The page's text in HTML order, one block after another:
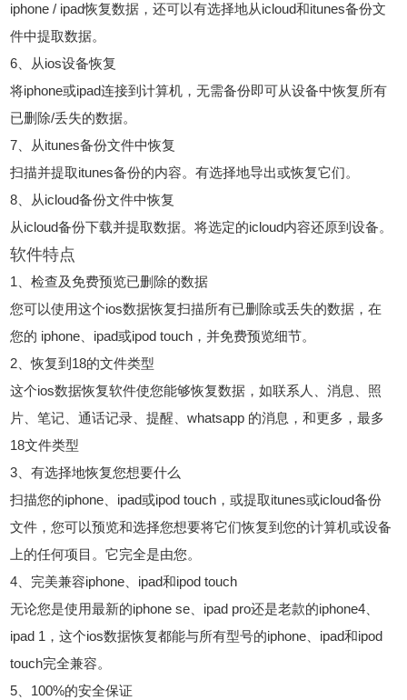
iphone / ipad恢复数据，还可以有选择地从icloud和itunes备份文
件中提取数据。
6、从ios设备恢复
将iphone或ipad连接到计算机，无需备份即可从设备中恢复所有
已删除/丢失的数据。
7、从itunes备份文件中恢复
扫描并提取itunes备份的内容。有选择地导出或恢复它们。
8、从icloud备份文件中恢复
从icloud备份下载并提取数据。将选定的icloud内容还原到设备。
软件特点
1、检查及免费预览已删除的数据
您可以使用这个ios数据恢复扫描所有已删除或丢失的数据，在
您的 iphone、ipad或ipod touch，并免费预览细节。
2、恢复到18的文件类型
这个ios数据恢复软件使您能够恢复数据，如联系人、消息、照
片、笔记、通话记录、提醒、whatsapp 的消息，和更多，最多
18文件类型
3、有选择地恢复您想要什么
扫描您的iphone、ipad或ipod touch，或提取itunes或icloud备份
文件，您可以预览和选择您想要将它们恢复到您的计算机或设备
上的任何项目。它完全是由您。
4、完美兼容iphone、ipad和ipod touch
无论您是使用最新的iphone se、ipad pro还是老款的iphone4、
ipad 1，这个ios数据恢复都能与所有型号的iphone、ipad和ipod
touch完全兼容。
5、100%的安全保证